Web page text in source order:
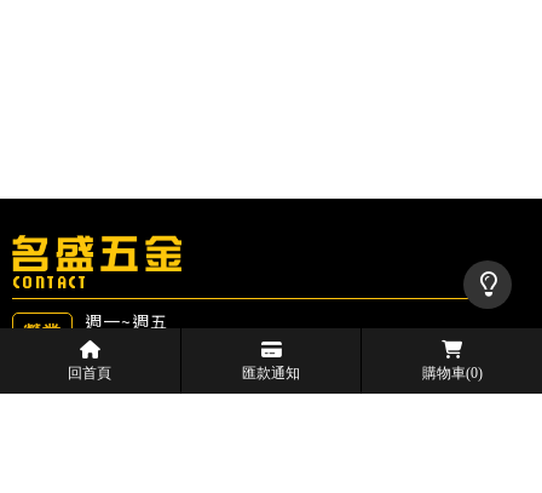
回首頁 匯款通知 購物車(0)
08:00-20:00
週六
08:00-18:00